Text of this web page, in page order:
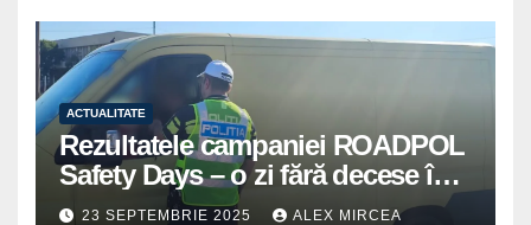
ACTUALITATE
Rezultatele campaniei ROADPOL
Safety Days – o zi fără decese în
trafic
23 SEPTEMBRIE 2025 ALEX MIRCEA